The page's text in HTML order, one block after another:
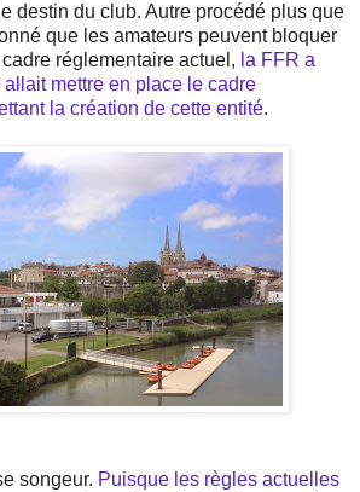
destin du club. Autre procédé plus que
que les amateurs peuvent bloquer
réglementaire actuel, la FFR a
mettre en place le cadre
la création de cette entité.
songeur. Puisque les règles actuelles